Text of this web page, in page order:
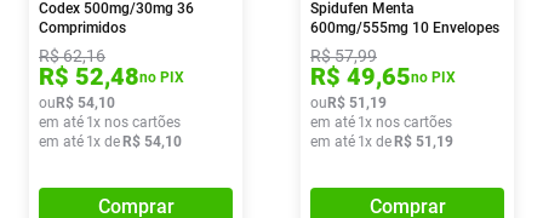
Codex 500mg/30mg 36
Comprimidos
R$62,16
R$ 52,48no PIX
ou R$ 54,10
em até 1x nos cartões
em até 1x de R$ 54,10
Comprar
Spidufen Menta
600mg/555mg 10 Envelopes
De 3g
R$57,99
R$ 49,65no PIX
ou R$ 51 ,19
em até 1x nos cartões
em até 1x de R$ 51 ,19
Comprar